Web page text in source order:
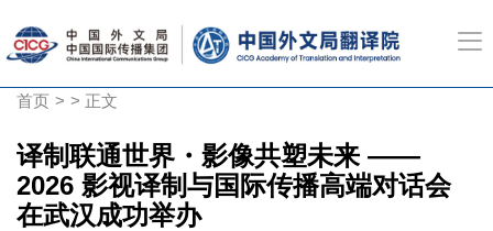
首页 > > 正文
译制联通世界・影像共塑未来 ——
2026 影视译制与国际传播高端对话会
在武汉成功举办